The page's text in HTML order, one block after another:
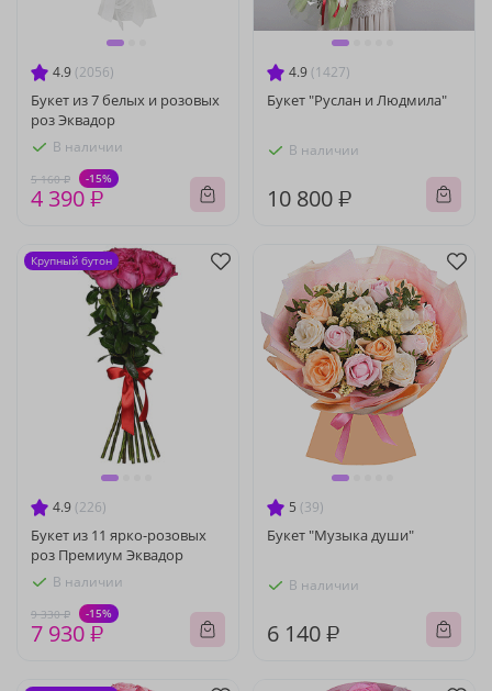
4.9 (2056)
Букет из 7 белых и розовых
роз Эквадор
В наличии
5 160 ₽ -15%
4 390 ₽
4.9 (1427)
Букет "Руслан и Людмила"
В наличии
10 800 ₽
4.9 (226)
Букет из 11 ярко-розовых
роз Премиум Эквадор
В наличии
9 330 ₽ -15%
7 930 ₽
Крупный бутон
5 (39)
Букет "Музыка души"
В наличии
6 140 ₽